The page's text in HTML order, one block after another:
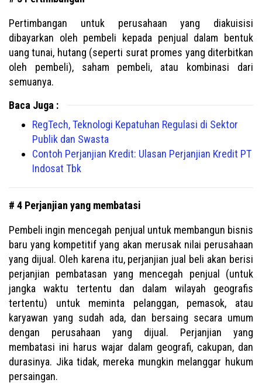
Pertimbangan untuk perusahaan yang diakuisisi
dibayarkan oleh pembeli kepada penjual dalam bentuk
uang tunai, hutang (seperti surat promes yang diterbitkan
oleh pembeli), saham pembeli, atau kombinasi dari
semuanya.
Baca Juga :
RegTech, Teknologi Kepatuhan Regulasi di Sektor
Publik dan Swasta
Contoh Perjanjian Kredit: Ulasan Perjanjian Kredit PT
Indosat Tbk
# 4 Perjanjian yang membatasi
Pembeli ingin mencegah penjual untuk membangun bisnis
baru yang kompetitif yang akan merusak nilai perusahaan
yang dijual. Oleh karena itu, perjanjian jual beli akan berisi
perjanjian pembatasan yang mencegah penjual (untuk
jangka waktu tertentu dan dalam wilayah geografis
tertentu) untuk meminta pelanggan, pemasok, atau
karyawan yang sudah ada, dan bersaing secara umum
dengan perusahaan yang dijual. Perjanjian yang
membatasi ini harus wajar dalam geografi, cakupan, dan
durasinya. Jika tidak, mereka mungkin melanggar hukum
persaingan.